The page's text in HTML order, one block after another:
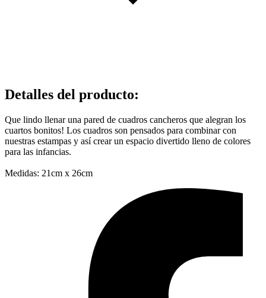
Detalles del producto:
Que lindo llenar una pared de cuadros cancheros que alegran los
cuartos bonitos! Los cuadros son pensados para combinar con
nuestras estampas y así crear un espacio divertido lleno de colores
para las infancias.
Medidas: 21cm x 26cm